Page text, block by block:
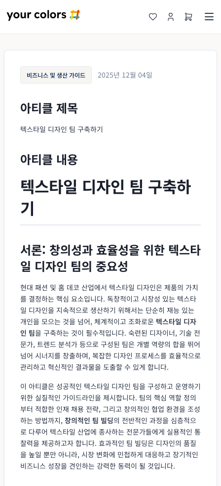
비즈니스 및 생산 가이드 2025년 12월 04일
아티클 제목
텍스타일 디자인 팀 구축하기
아티클 내용
텍스타일 디자인 팀 구축하
기
서론: 창의성과 효율성을 위한 텍스타
일 디자인 팀의 중요성
현대 패션 및 홈 데코 산업에서 텍스타일 디자인은 제품의 가치
를 결정하는 핵심 요소입니다. 독창적이고 시장성 있는 텍스타
일 디자인을 지속적으로 생산하기 위해서는 단순히 재능 있는
개인을 모으는 것을 넘어, 체계적이고 조화로운 텍스타일 디자
인 팀을 구축하는 것이 필수적입니다. 숙련된 디자이너, 기술 전
문가, 트렌드 분석가 등으로 구성된 팀은 개별 역량의 합을 뛰어
넘어 시너지를 창출하며, 복잡한 디자인 프로세스를 효율적으로
관리하고 혁신적인 결과물을 도출할 수 있게 합니다.
이 아티클은 성공적인 텍스타일 디자인 팀을 구성하고 운영하기
위한 실질적인 가이드라인을 제시합니다. 팀의 핵심 역할 정의
부터 적합한 인재 채용 전략, 그리고 창의적인 협업 환경을 조성
하는 방법까지, 창의적인 팀 빌딩의 전반적인 과정을 심층적으
로 다루어 텍스타일 산업에 종사하는 전문가들에게 실용적인 통
찰력을 제공하고자 합니다. 효과적인 팀 빌딩은 디자인의 품질
을 높일 뿐만 아니라, 시장 변화에 민첩하게 대응하고 장기적인
비즈니스 성장을 견인하는 강력한 동력이 될 것입니다.